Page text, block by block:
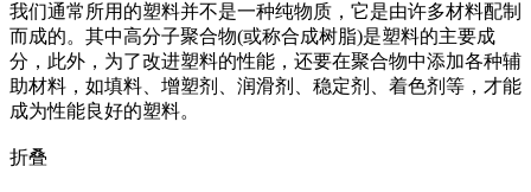
我们通常所用的塑料并不是一种纯物质，它是由许多材料配制
而成的。其中高分子聚合物(或称合成树脂)是塑料的主要成
分，此外，为了改进塑料的性能，还要在聚合物中添加各种辅
助材料，如填料、增塑剂、润滑剂、稳定剂、着色剂等，才能
成为性能良好的塑料。
折叠